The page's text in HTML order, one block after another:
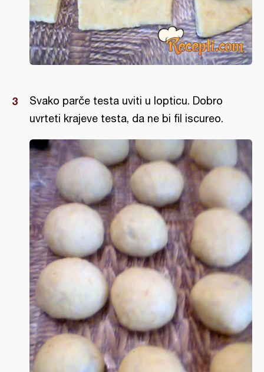
Svako parče testa uviti u lopticu. Dobro
uvrteti krajeve testa, da ne bi fil iscureo.